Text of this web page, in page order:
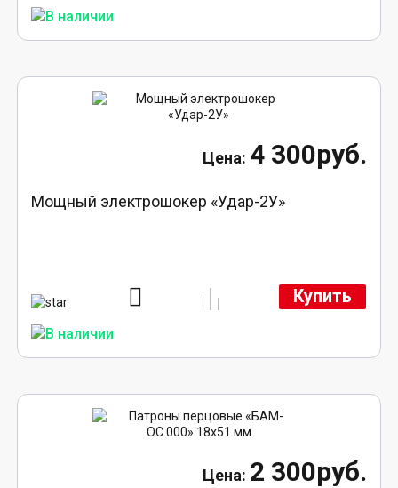
4 300руб.
Мощный электрошокер «Удар-2У»
Купить
2 300руб.